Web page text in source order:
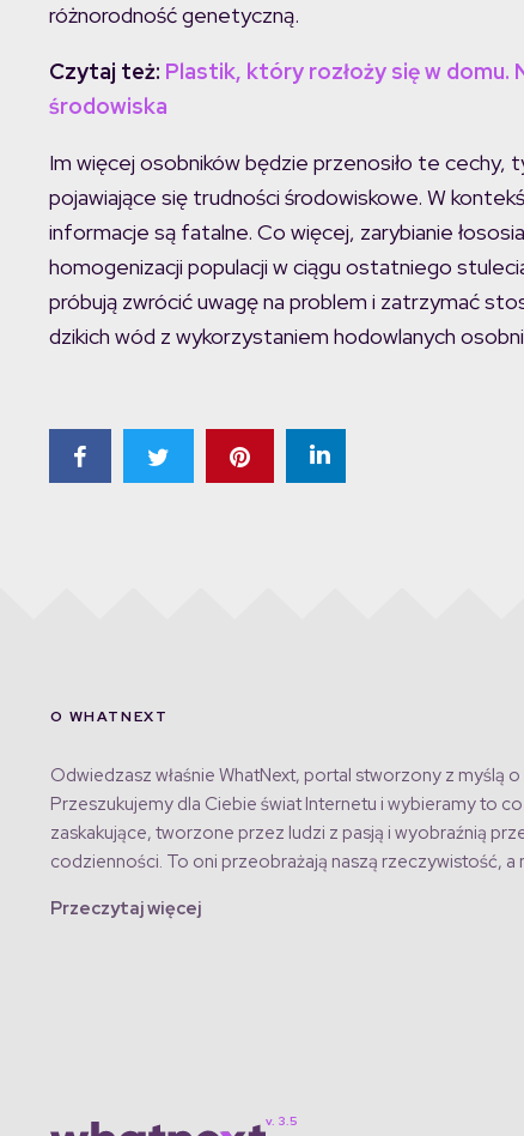
różnorodność genetyczną.
Czytaj też: Plastik, który rozłoży się w domu.
środowiska
Im więcej osobników będzie przenosiło te cechy,
pojawiające się trudności środowiskowe. W
informacje są fatalne. Co więcej, zarybianie
homogenizacji populacji w ciągu ostatniego
próbują zwrócić uwagę na problem i zatrzymać
dzikich wód z wykorzystaniem hodowlanych
O WHATNEXT
Odwiedzasz właśnie WhatNext, portal stworzony z myślą
Przeszukujemy dla Ciebie świat Internetu i wybieramy to
zaskakujące, tworzone przez ludzi z pasją i wyobraźnią
codzienności. To oni przeobrażają naszą rzeczywistość, a
Przeczytaj więcej